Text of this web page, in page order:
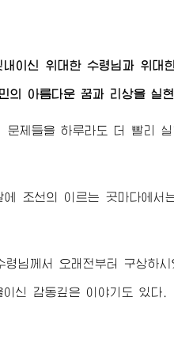
이신 위대한 수령님 과위대
아름다운 꿈과 리상을 실현
문제들을 하루라도 더 빨리
조선의 이르는 곳마다에서
령님께서 오래전부터 구상하
신 감동깊은 이야기도 있다.